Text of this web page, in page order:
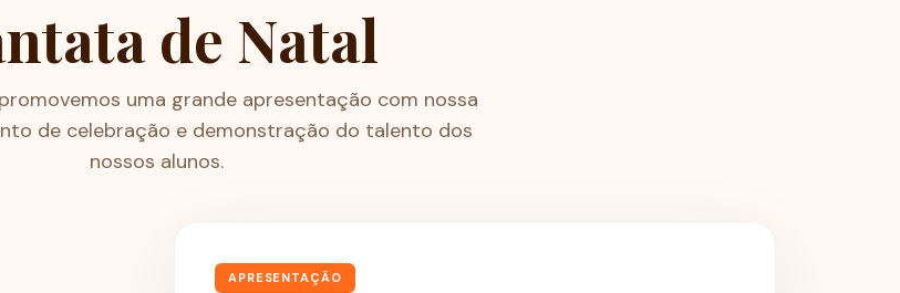
de Natal
uma grande apresentação com nossa
de celebração e demonstração do talento dos
nossos alunos.
APRESENTAÇÃO